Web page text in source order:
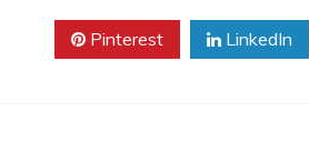
Pinterest LinkedIn